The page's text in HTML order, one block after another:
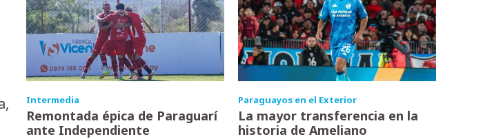
Intermedia
Remontada épica de Paraguarí
ante Independiente
Paraguayos en el Exterior
La mayor transferencia en la
historia de Ameliano